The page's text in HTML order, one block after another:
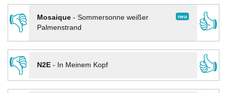
👎
neu
Mosaique- Sommersonne weißer
Palmenstrand
👍
👎
N2E- In Meinem Kopf
👍